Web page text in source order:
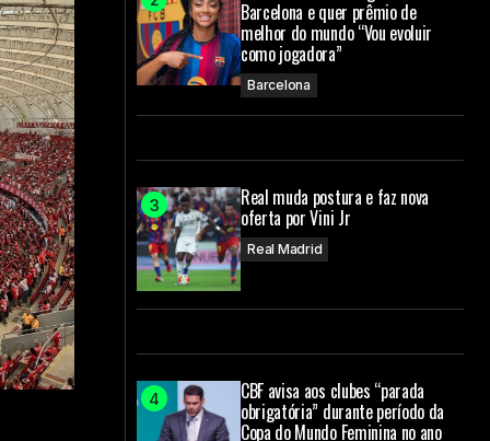
Barcelona e quer prêmio de
melhor do mundo “Vou evoluir
como jogadora”
Barcelona
Real muda postura e faz nova
oferta por Vini Jr
Real Madrid
CBF avisa aos clubes “parada
obrigatória” durante período da
Copa do Mundo Feminina no ano